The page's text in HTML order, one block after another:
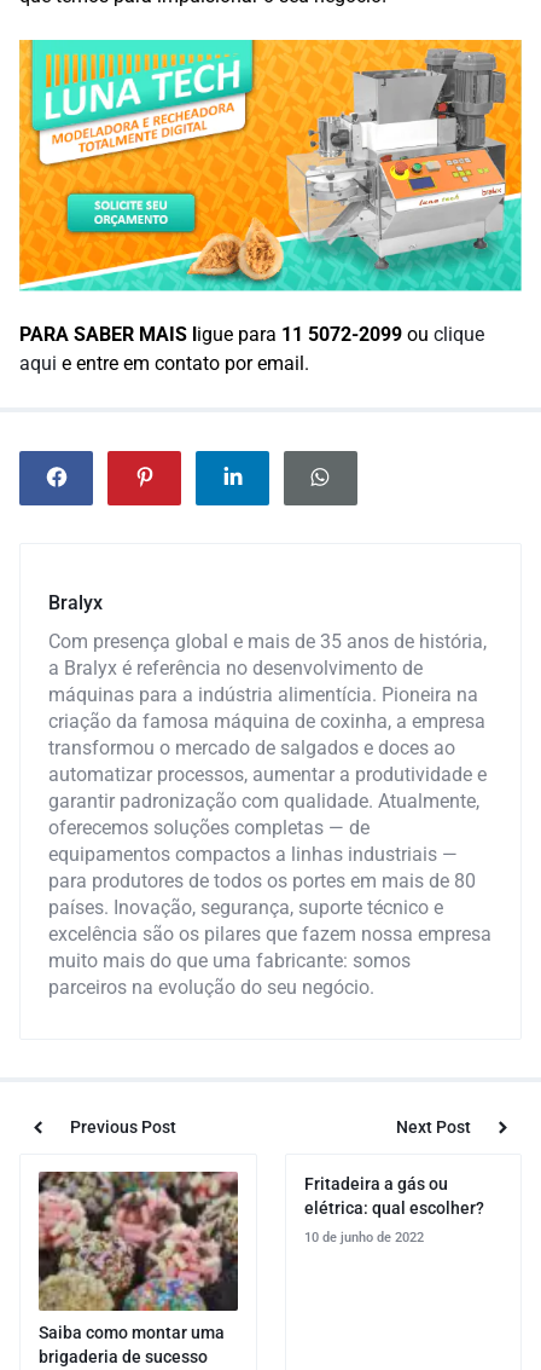
PARA SABER MAIS ligue para 11 5072-2099 ou clique
aqui e entre em contato por email.
Bralyx
Com presença global e mais de 35 anos de história,
a Bralyx é referência no desenvolvimento de
máquinas para a indústria alimentícia. Pioneira na
criação da famosa máquina de coxinha, a empresa
transformou o mercado de salgados e doces ao
automatizar processos, aumentar a produtividade e
garantir padronização com qualidade. Atualmente,
oferecemos soluções completas — de
equipamentos compactos a linhas industriais —
para produtores de todos os portes em mais de 80
países. Inovação, segurança, suporte técnico e
excelência são os pilares que fazem nossa empresa
muito mais do que uma fabricante: somos
parceiros na evolução do seu negócio.
Previous Post Next Post
Saiba como montar uma
brigaderia de sucesso
Fritadeira a gás ou
elétrica: qual escolher?
10 de junho de 2022